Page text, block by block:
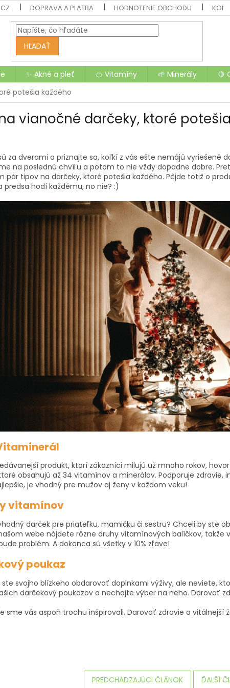
CZ DOPRAVA A PLATBA HODNOTENIE OBCHODU
HĽADAŤ
✨ Akné a pleť 🍊 Vitamíny 🌱 Minerály 🍋
potešia každého
vianočné darčeky, ktoré
za dverami a priznajte sa, koľkí z vás ešte nemájú vyriešené
na poslednú chvíľu a potom to nie vždy dopadne dobre.
pár tipov na darčeky, ktoré potešia každého. Pôjde totiž o
predsa hodí každému, no nie? :)
produkt, ktorí zákazníci milujú už mnoho rokov,
obsahujú až 34 vitamínov a minerálov. Podporuje zdravie,
je vhodný pre mužov aj ženy v každom veku!
vitamínov
darček pre priateľku, mamičku či sestru? Chceli by ste
webe nájdete rôzne druhy vitamínových balíčkov, takže
problém. A dokonca sú všetky v 10% zľave!
poukaz
svojho blízkeho obdarovať doplnkami výživy, ale neviete,
darčekový poukazov a nechajte výber na neho. Darovať
sme vás aspoň trochu inšpirovali. Darovať zdravie a vitálnejší
PREDCHÁDZAJÚCI ČLÁNOK ĎALŠÍ